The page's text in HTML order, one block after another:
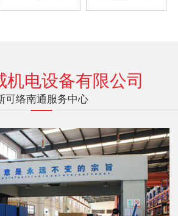
机电设备有限公司
可络南通服务中心